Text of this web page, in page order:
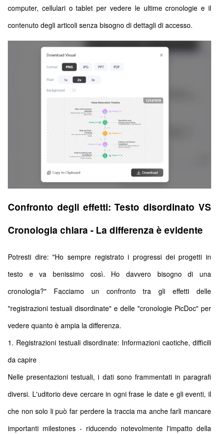
computer, cellulari o tablet per vedere le ultime cronologie e il
contenuto degli articoli senza bisogno di dettagli di accesso.
Confronto degli effetti: Testo disordinato VS
Cronologia chiara - La differenza è evidente
Potresti dire: "Ho sempre registrato i progressi dei progetti in
testo e va benissimo così. Ho davvero bisogno di una
cronologia?" Facciamo un confronto tra gli effetti delle
"registrazioni testuali disordinate" e delle "cronologie PicDoc" per
vedere quanto è ampia la differenza.
1. Registrazioni testuali disordinate: Informazioni caotiche, difficili
da capire
Nelle presentazioni testuali, i dati sono frammentati in paragrafi
diversi. L'uditorio deve cercare in ogni frase le date e gli eventi, il
che non solo li può far perdere la traccia ma anche farli mancare
importanti milestones - riducendo notevolmente l'impatto della